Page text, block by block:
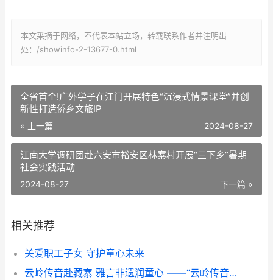
本文采摘于网络，不代表本站立场，转载联系作者并注明出
处：/showinfo-2-13677-0.html
全省首个!广外学子在江门开展特色“沉浸式情景课堂”并创
新性打造侨乡文旅IP
« 上一篇 2024-08-27
江南大学调研团赴六安市裕安区林寨村开展“三下乡”暑期
社会实践活动
下一篇 »
2024-08-27
相关推荐
关爱职工子女 守护童心未来
云岭传音赴藏寨 雅言非遗润童心 ——“云岭传音”志愿服务队赴甘堡藏寨推普实践纪实